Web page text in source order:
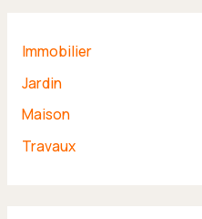
Immobilier
Jardin
Maison
Travaux